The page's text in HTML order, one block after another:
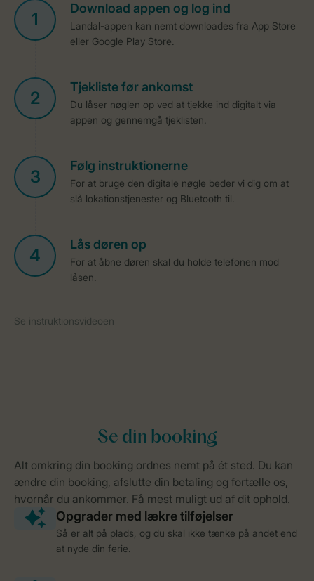
Så er alt på plads, og du skal ikke tænke på andet end
at nyde din ferie.